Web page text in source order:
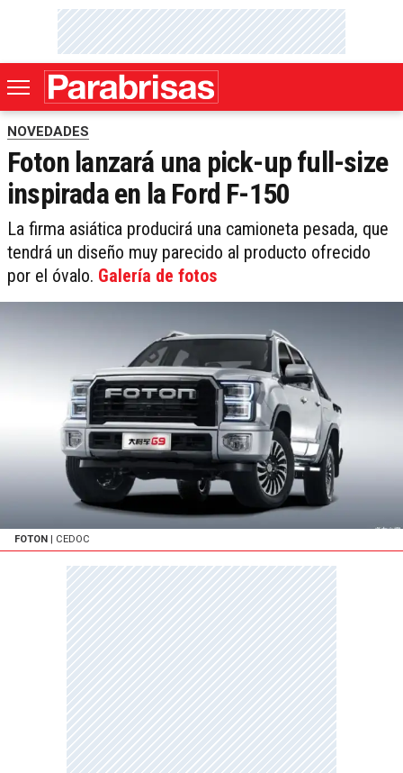
NOVEDADES
Foton lanzará una pick-up full-size
inspirada en la Ford F-150
La firma asiática producirá una camioneta pesada, que
tendrá un diseño muy parecido al producto ofrecido
por el óvalo. Galería de fotos
FOTON | CEDOC